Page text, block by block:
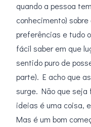
quando a pessoa
conhecimento)
preferências e tudo
fácil saber em que
sentido puro de
parte). E acho que
surge. Não que seja
ideias é uma coisa,
Mas é um bom